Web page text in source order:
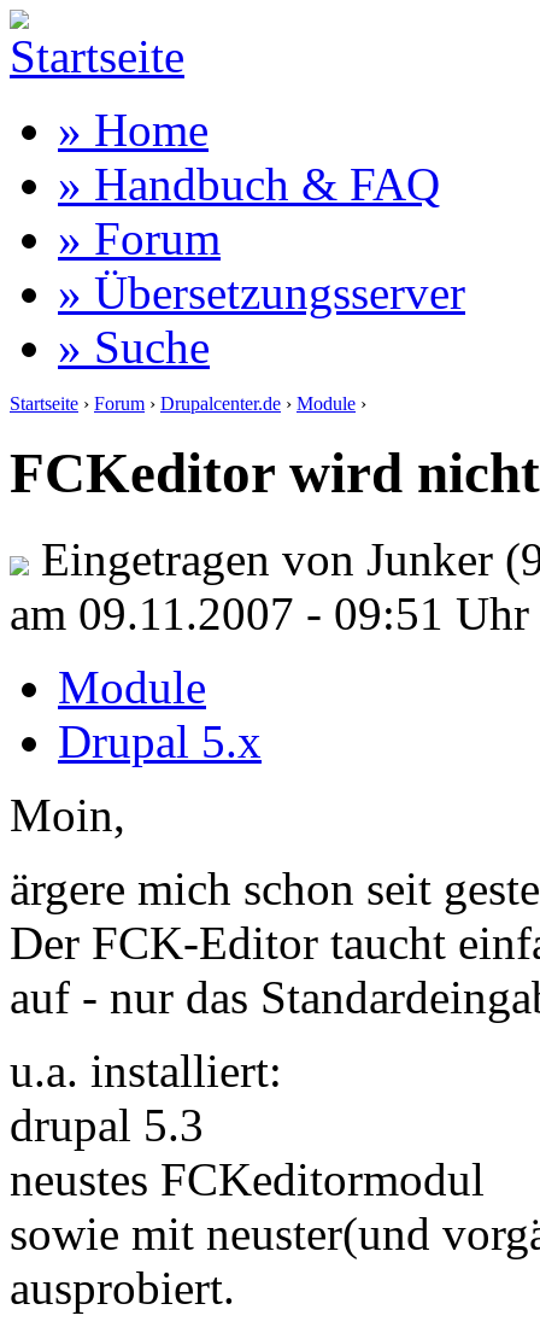
» Home
» Handbuch & FAQ
» Forum
» Übersetzungsserver
» Suche
Startseite › Forum › Drupalcenter.de › Module ›
FCKeditor wird nicht
Eingetragen von Junker
am 09.11.2007 - 09:51 Uhr
Module
Drupal 5.x
Moin,
ärgere mich schon seit
Der FCK-Editor taucht
auf - nur das
u.a. installiert:
drupal 5.3
neustes FCKeditormodul
sowie mit neuster(und
ausprobiert.